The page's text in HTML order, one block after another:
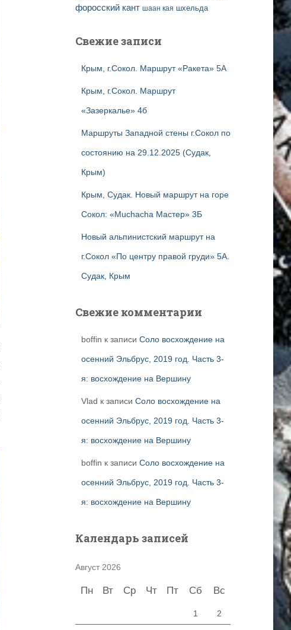
форосский кант шаан кая шхельда
Свежие записи
Крым, г.Сокол. Маршрут «Ракета» 5А
Крым, г.Сокол. Маршрут
«Зазеркалье» 4б
Маршруты Западной стены г.Сокол по
состоянию на 29.12.2025 (Судак,
Крым)
Крым, Судак. Новый маршрут на горе
Сокол: «Muchacha Мастер» 3Б
Новый альпинистский маршрут на
г.Сокол «По центру правой груди» 5А.
Судак, Крым
Свежие комментарии
boffin к записи Соло восхождение на
осенний Эльбрус, 2019 год. Часть 3-
я: восхождение на Вершину
Vlad к записи Соло восхождение на
осенний Эльбрус, 2019 год. Часть 3-
я: восхождение на Вершину
boffin к записи Соло восхождение на
осенний Эльбрус, 2019 год. Часть 3-
я: восхождение на Вершину
Календарь записей
Август 2026
Пн Вт Ср Чт Пт Сб Вс
1 2